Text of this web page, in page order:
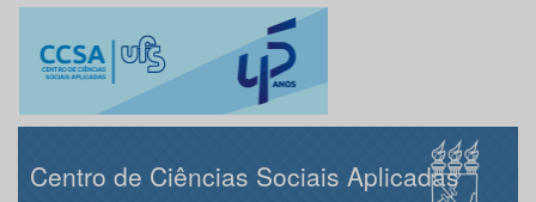
Centro de Ciências Sociais Aplicadas